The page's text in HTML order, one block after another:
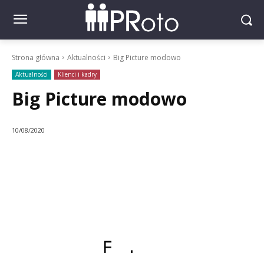
Strona główna Aktualności Big Picture modowo
Aktualności Klienci i kadry
Big Picture modowo
10/08/2020